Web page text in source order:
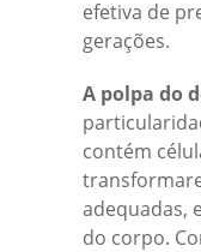
efetiva de
gerações.
A polpa do
contém
adequadas,
do corpo.